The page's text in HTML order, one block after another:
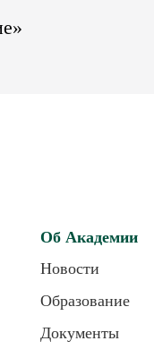
Об Академии
Новости
Образование
Документы